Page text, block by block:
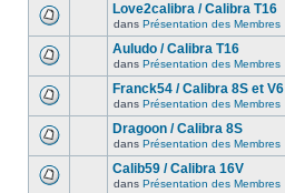
Love2calibra / Calibra T16
dans Présentation des Membres
Auludo / Calibra T16
dans Présentation des Membres
Franck54 / Calibra 8S et V6
dans Présentation des Membres
Dragoon / Calibra 8S
dans Présentation des Membres
Calib59 / Calibra 16V
dans Présentation des Membres